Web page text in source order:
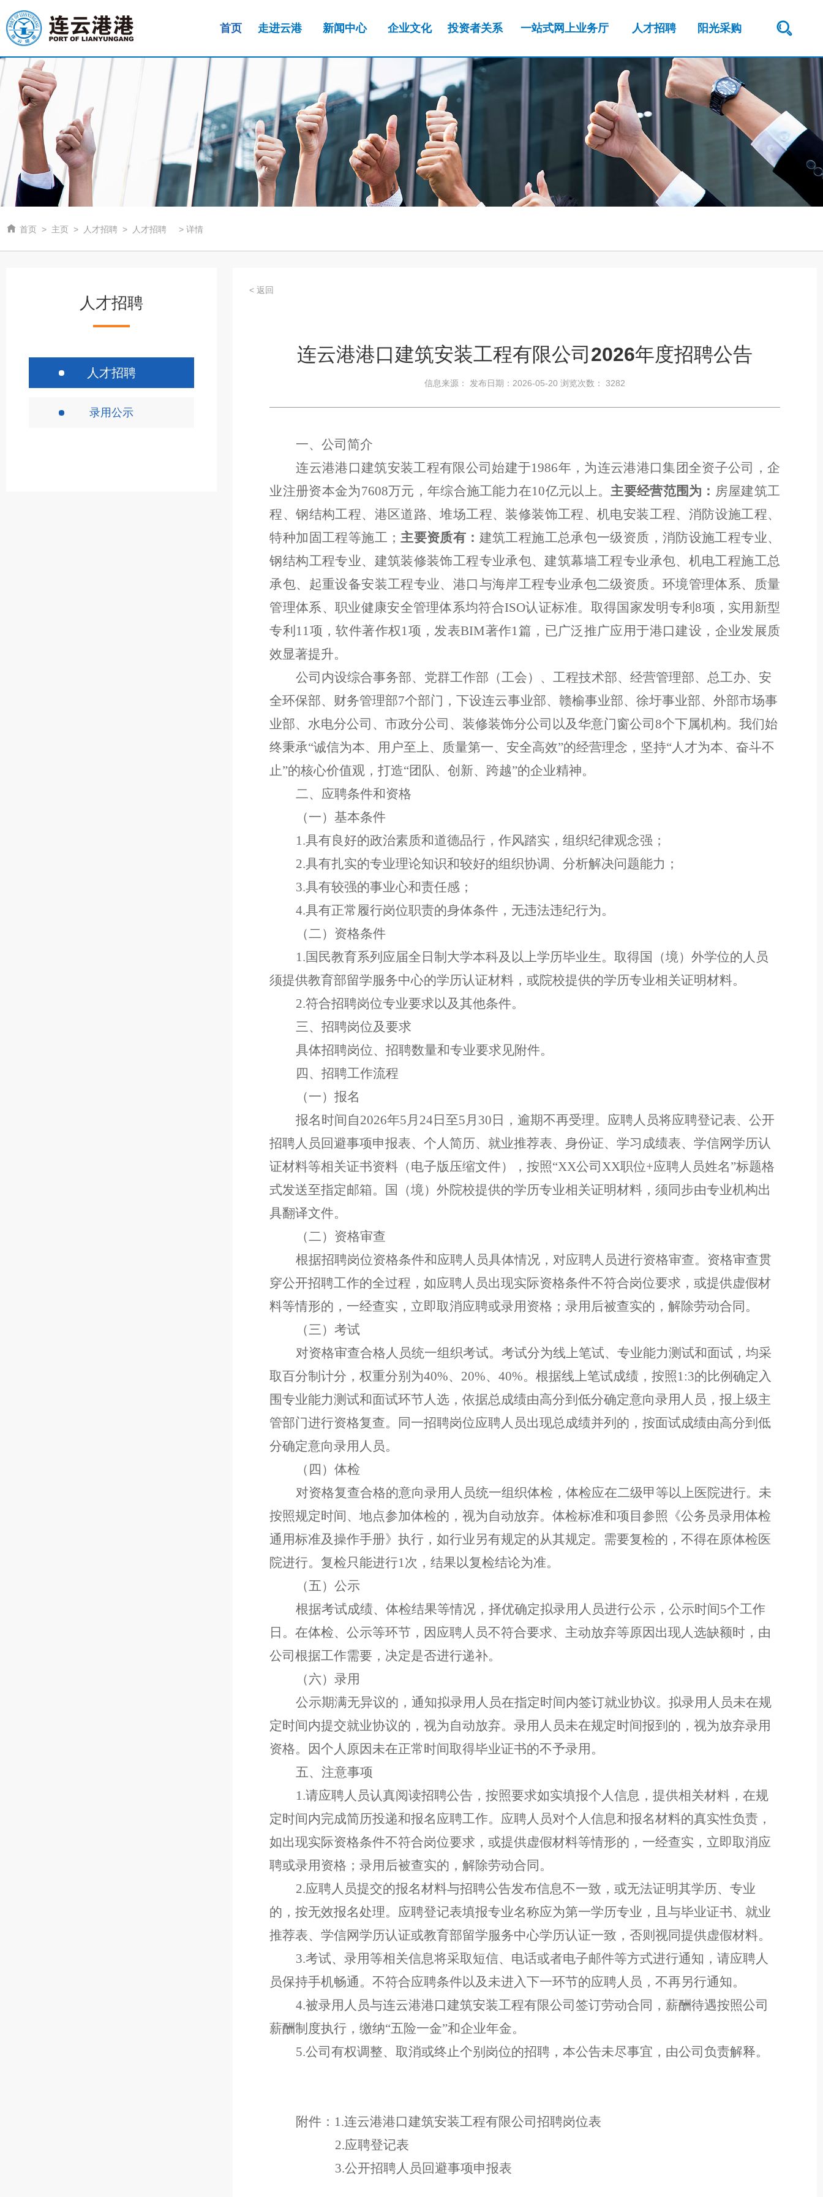
首页 走进云港 新闻中心 企业文化 投资者关系 一站式网上业务厅 人才招聘 阳光采购
 首页 > 主页 > 人才招聘 > 人才招聘 > 详情
人才招聘
人才招聘
录用公示
< 返回
连云港港口建筑安装工程有限公司2026年度招聘公告
信息来源： 发布日期：2026-05-20 浏览次数：3282
一、公司简介
连云港港口建筑安装工程有限公司始建于1986年，为连云港港口集团全资子公司，企
业注册资本金为7608万元，年综合施工能力在10亿元以上。 主要经营范围为： 房屋建筑工
程、钢结构工程、 港区道路、堆场工程、 装修装饰工程、机电安装工程、 消防设施工程、
特种加固工程等施工； 主要资质有： 建筑工程施工总承包一级资质，消防设施工程专业、
钢结构工程专业、建筑装修装饰工程专业承包、建筑幕墙工程专业承包、 机电工程施工总
承包、起重设备安装工程专业、港口与海岸工程专业承包二级资质。 环境管理体系、质量
管理体系、职业健康安全管理体系均符合ISO认证标准。 取得国家发明专利8项，实用新型
专利 11 项，软件著作权1 项， 发表BIM著作1 篇， 已广泛推广应用于港口建设， 企业发展质
效显著提升。
公司内设综合事务部、党群工作部（工会）、 工程技术部、经营管理部、总工办、安
全环保部、财务管理部7个部门，下设连云事业部、赣榆事业部、徐圩事业部、外部市场事
业部、 水电分公司、市政分公司、 装修装饰分公司以及华意门窗公司8个下属机构。我们始
终秉承“诚信为本、用户至上、质量第一、安全高效”的经营理念，坚持“人才为本、奋斗不
止”的核心价值观，打造“团队、创新、跨越”的企业精神。
二、应聘条件和资格
（一） 基本条件
1 .具有良好的政治素质和道德品行，作风踏实，组织纪律观念强；
2.具有扎实的专业理论知识和较好的组织协调 、分析解决问题能力；
3.具有较强的事业心和责任感 ；
4.具有正常履行岗位职责的身体条件 ， 无违法违纪行为。
（二） 资格条件
1.国民教育系列应届全日制大学本科及以上学历毕业生。取得国（境）外学位的人员
须提供教育部留学服务中心的学历认证材料，或院校提供的学历专业相关证明材料。
2.符合招聘岗位专业要求以及其他条件。
三、招聘岗位及要求
具体招聘岗位、招聘数量和专业要求见附件。
四、招聘工作流程
（一）报名
报名时间 自2026年5 月 24日至5 月 30 日，逾期不再受理。应聘人员将应聘登记表、公开
招聘人员回避事项申报表、个人简历、就业推荐表、身份证、学习成绩表、学信网学历认
证材料等相关证书资料 （电子版压缩文件） ，按照“XX公司 XX职位+应聘人员姓名”标题格
式发送至指定邮箱。 国（境）外院校提供的学历专业相关证明材料，须同步由专业机构出
具翻译文件。
（二）资格审查
根据招聘岗位资格条件和应聘人员具体情况，对应聘人员进行资格审查。资格审查贯
穿公开招聘工作的全过程 ，如应聘人员出现实际资格条件不符合岗位要求，或提供虚假材
料等情形的，一经查实， 立即取消应聘或录用资格 ；录用后被查实的，解除劳动合同。
（三）考试
对资格审查合格人员统一组织考试。考试分为线上笔试、专业能力测试和面试，均采
取百分制计分，权重分别为40%、20%、40%。根据线上笔试成绩，按照1:3的比例确定入
围专业能力测试和面试环节人选，依据总成绩由高分到低分确定意向录用人员，报上级主
管部门进行资格复查。同一招聘岗位应聘人员出现总成绩并列的，按面试成绩由高分到低
分确定意向录用人员。
（四）体检
对资格复查合格的意向录用人员统一组织体检，体检应在二级甲等以上医院进行。未
按照规定时间、地点参加体检的，视为 自动放弃。体检标准和项目参照《公务员录用体检
通用标准及操作手册》执行，如行业另有规定的从其规定。 需要复检的，不得在原体检医
院进行。复检只能进行1次，结果以复检结论为准。
（五）公示
根据考试成绩、体检结果等情况，择优确定拟录用人员进行公示，公示时间5个工作
日。在体检、公示等环节，因应聘人员不符合要求、主动放弃等原因出现人选缺额时，由
公司根据工作需要，决定是否进行递补。
（六）录用
公示期满无异议的，通知拟录用人员在指定时间内签订就业协议。拟录用人员未在规
定时间内提交就业协议的，视为自动放弃。录用人员未在规定时间报到的 ，视为放弃录用
资格。 因个人原因未在正常时间取得毕业证书的不予录用。
五、注意事项
1.请应聘人员认真阅读招聘公告，按照要求如实填报个人信息 ，提供相关材料，在规
定时间内完成简历投递和报名应聘工作。 应聘人员对个人信息和报名材料的真实性负责 ，
如出现实际资格条件不符合岗位要求，或提供虚假材料等情形的，一经查实，立即取消应
聘或录用资格 ；录用后被查实的，解除劳动合同。
2.应聘人员提交的报名材料与招聘公告发布信息不一致，或无法证明其学历、专业
的，按无效报名处理。 应聘登记表填报专业名称应为第一学历专业，且与毕业证书、就业
推荐表、学信网学历认证或教育部留学服务中心学历认证一致，否则视同提供虚假材料。
3.考试、录用等相关信息将采取短信、电话或者电子邮件等方式进行通知，请应聘人
员保持手机畅通。不符合应聘条件以及未进入下一环节的应聘人员 ，不再另行通知。
4.被录用人员与连云港港口建筑安装工程有限公司签订劳动合同，薪酬待遇按照公司
薪酬制度执行，缴纳“五险一金”和企业年金。
5.公司有权调整、取消或终止个别岗位的招聘，本公告未尽事宜，由公司负责解释。
附件： 1 .连云港港口建筑安装工程有限公司招聘岗位表
2.应聘登记表
3.公开招聘人员回避事项申报表